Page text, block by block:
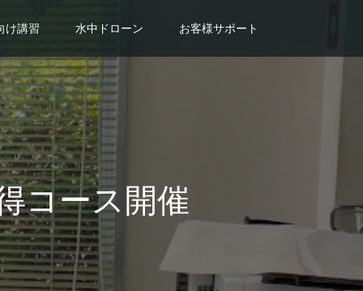
け講習 水中ドローン お客様サポート
コース開催